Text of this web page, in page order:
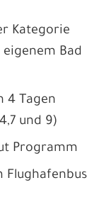
Kategorie
Bad
4 Tagen
und 9)
Programm
Flughafenbus